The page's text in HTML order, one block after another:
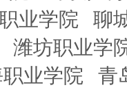
业学院
聊
潍坊职业学
业学院
青